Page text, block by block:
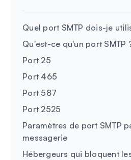
Quel port SMTP dois-je
Qu'est-ce qu'un port SMTP
Port 25
Port 465
Port 587
Port 2525
Paramètres de port SMTP
messagerie
Hébergeurs qui bloquent